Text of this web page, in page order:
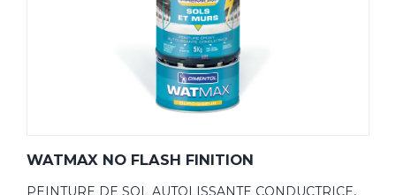
WATMAX NO FLASH FINITION
PEINTURE DE SOL AUTOLISSANTE CONDUCTRICE,